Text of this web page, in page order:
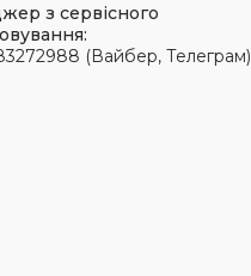
з сервісного
(Вайбер, Телеграм)